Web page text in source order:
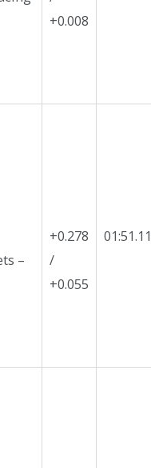
+0.008
–
+0.278
/
+0.055